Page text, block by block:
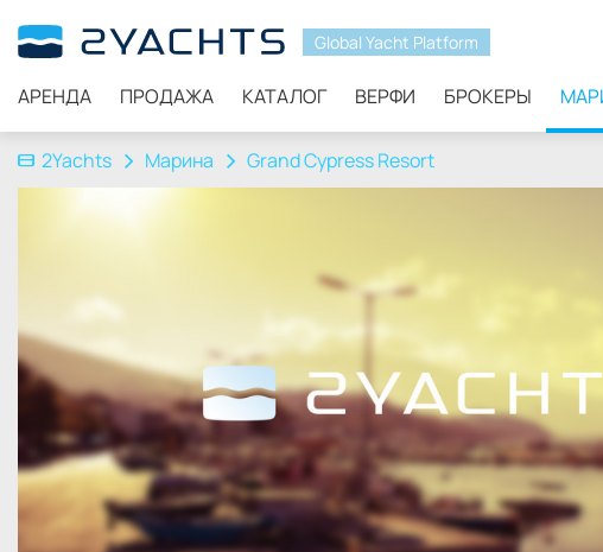
Global Yacht Platform
АРЕНДА ПРОДАЖА КАТАЛОГ ВЕРФИ БРОКЕРЫ
2Yachts Марина Grand Cypress Resort